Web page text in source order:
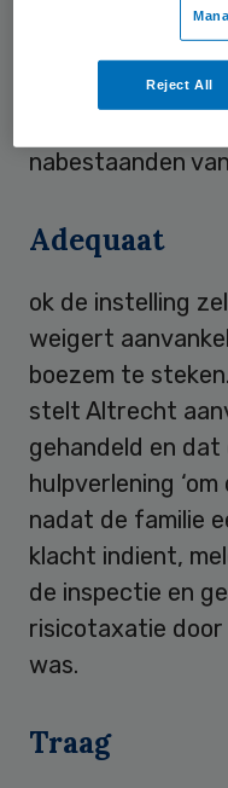
worden gesteld
verbetert. Uit de
blijkt ook dat het
nabestaanden
Adequaat
ok de instelling
weigert
boezem te
stelt Altrecht
gehandeld en
hulpverlening
nadat de familie
klacht indient,
de inspectie en
risicotaxatie
was.
Traag
Reject All